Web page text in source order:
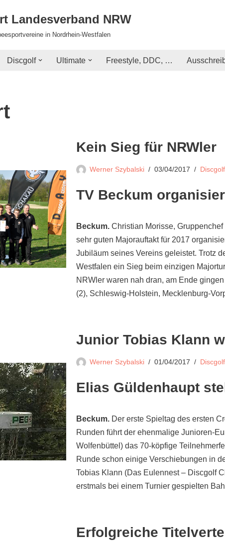
Landesverband NRW
in Nordrhein-Westfalen
Discgolf Ultimate Freestyle, DDC, …
Kein Sieg für NRWler
Werner Szybalski 03/04/2017 Discgolf
TV Beckum
Beckum. Christian Morisse,
sehr guten Majorauftakt für 2017
Jubiläum seines Vereins geleistet. Trotz
Westfalen ein Sieg beim einzigen
NRWler waren nah dran, am Ende
(2), Schleswig-Holstein, Mecklenburg-
Junior Tobias Klann
Werner Szybalski 01/04/2017 Discgolf
Elias Güldenhaupt
Beckum. Der erste Spieltag des ersten
Runden führt der ehenmalige Junioren-
Wolfenbüttel) das 70-köpfige
Runde schon einige Verschiebungen in
Tobias Klann (Das Eulennest – Discgolf
erstmals bei einem Turnier gespielten
Erfolgreiche